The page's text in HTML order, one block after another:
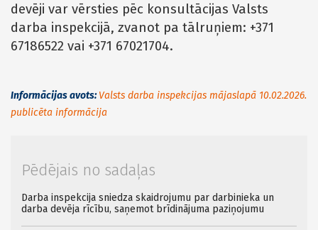
devēji var vērsties pēc konsultācijas Valsts
darba inspekcijā, zvanot pa tālruņiem: +371
67186522 vai +371 67021704.
Informācijas avots: Valsts darba inspekcijas mājaslapā 10.02.2026.
publicēta informācija
Pēdējais no sadaļas
Darba inspekcija sniedza skaidrojumu par darbinieka un
darba devēja rīcību, saņemot brīdinājuma paziņojumu